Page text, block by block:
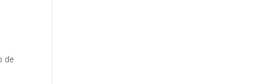
de